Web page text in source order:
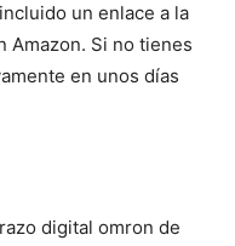
un enlace a la
Amazon. Si no tienes
en unos días
digital omron de